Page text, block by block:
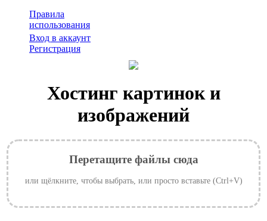
Правила
использования
Вход в аккаунт
Регистрация
Хостинг картинок и
изображений
Перетащите файлы сюда
или щёлкните, чтобы выбрать, или просто вставьте (Ctrl+V)